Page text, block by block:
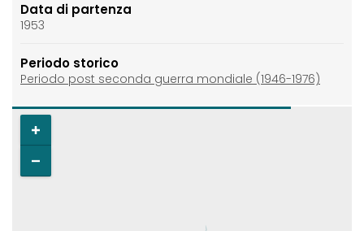
Data di partenza
1953
Periodo storico
Periodo post seconda guerra mondiale (1946-1976)